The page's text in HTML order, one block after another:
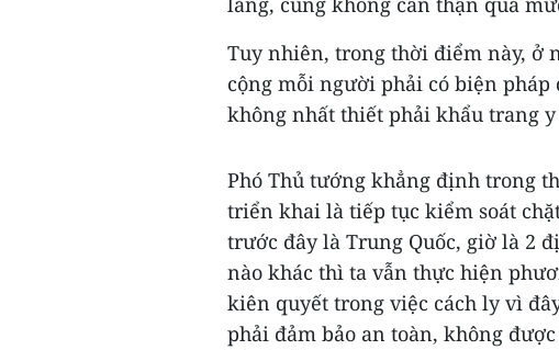
Tuy nhiên, trong thời điểm này, ở
cộng mỗi người phải có biện
không nhất thiết phải khẩu trang
Phó Thủ tướng khẳng định trong
triển khai là tiếp tục kiểm soát
trước đây là Trung Quốc, giờ là 2
nào khác thì ta vẫn thực hiện
kiên quyết trong việc cách ly vì
phải đảm bảo an toàn, không